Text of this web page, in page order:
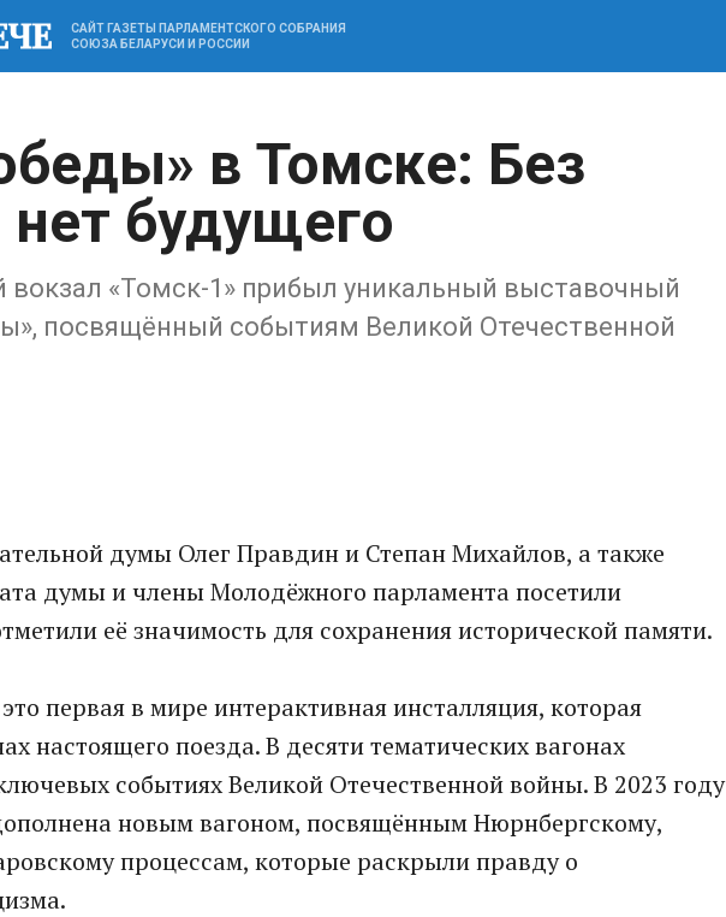
САЙТ ГАЗЕТЫ ПАРЛАМЕНТСКОГО СОБРАНИЯ
СОЮЗА БЕЛАРУСИ И РОССИИ
в Томске: Без
будущего
«Томск-1» прибыл уникальный выставочный
посвящённый событиям Великой Отечественной
думы Олег Правдин и Степан Михайлов, а также
думы и члены Молодёжного парламента посетили
её значимость для сохранения исторической памяти.
первая в мире интерактивная инсталляция, которая
настоящего поезда. В десяти тематических вагонах
событиях Великой Отечественной войны. В 2023 году
новым вагоном, посвящённым Нюрнбергскому,
процессам, которые раскрыли правду о